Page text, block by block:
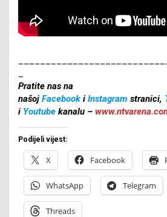
Pratite nas na
našoj Facebook i Instagram stranici,
i Youtube kanalu –
Podijeli vijest:
X Facebook
WhatsApp Telegram
Threads